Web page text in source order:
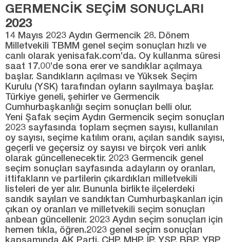
GERMENCİK SEÇİM SONUÇLARI
2023
14 Mayıs 2023 Aydın Germencik 28. Dönem
Milletvekili TBMM genel seçim sonuçları hızlı ve
canlı olarak yenisafak.com’da. Oy kullanma süresi
saat 17.00’de sona erer ve sandıklar açılmaya
başlar. Sandıkların açılması ve Yüksek Seçim
Kurulu (YSK) tarafından oyların sayılmaya başlar.
Türkiye geneli, şehirler ve Germencik
Cumhurbaşkanlığı seçim sonuçları belli olur.
Yeni Şafak seçim Aydın Germencik seçim sonuçları
2023 sayfasında toplam seçmen sayısı, kullanılan
oy sayısı, seçime katılım oranı, açılan sandık sayısı,
geçerli ve geçersiz oy sayısı ve birçok veri anlık
olarak güncellenecektir. 2023 Germencik genel
seçim sonuçları sayfasında adayların oy oranları,
ittifakların ve partilerin çıkardıkları milletvekili
listeleri de yer alır. Bununla birlikte ilçelerdeki
sandık sayıları ve sandıktan Cumhurbaşkanları için
çıkan oy oranları ve milletvekili seçim sonuçları
anbean güncellenir. 2023 Aydın seçim sonuçları için
hemen tıkla, öğren.2023 genel seçim sonuçları
kapsamında AK Parti, CHP, MHP, İP, YSP, BBP, YRP